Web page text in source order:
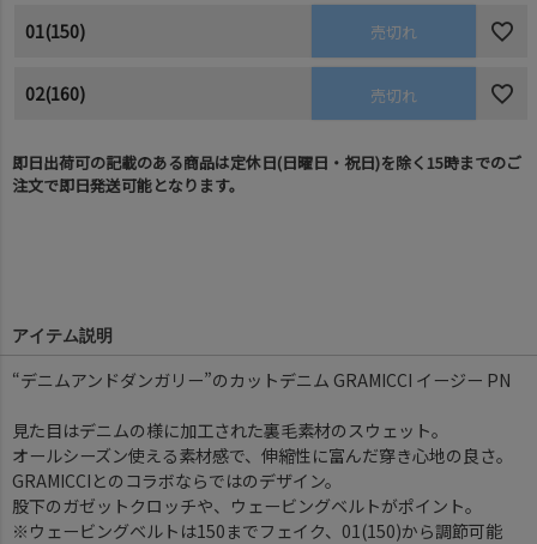
01(150) 売切れ
02(160) 売切れ
即日出荷可の記載のある商品は定休日(日曜日・祝日)を除く15時までのご
注文で即日発送可能となります。
アイテム説明
“デニムアンドダンガリー”のカットデニム GRAMICCI イージー PN
見た目はデニムの様に加工された裏毛素材のスウェット。
オールシーズン使える素材感で、伸縮性に富んだ穿き心地の良さ。
GRAMICCIとのコラボならではのデザイン。
股下のガゼットクロッチや、ウェービングベルトがポイント。
※ウェービングベルトは150までフェイク、01(150)から調節可能